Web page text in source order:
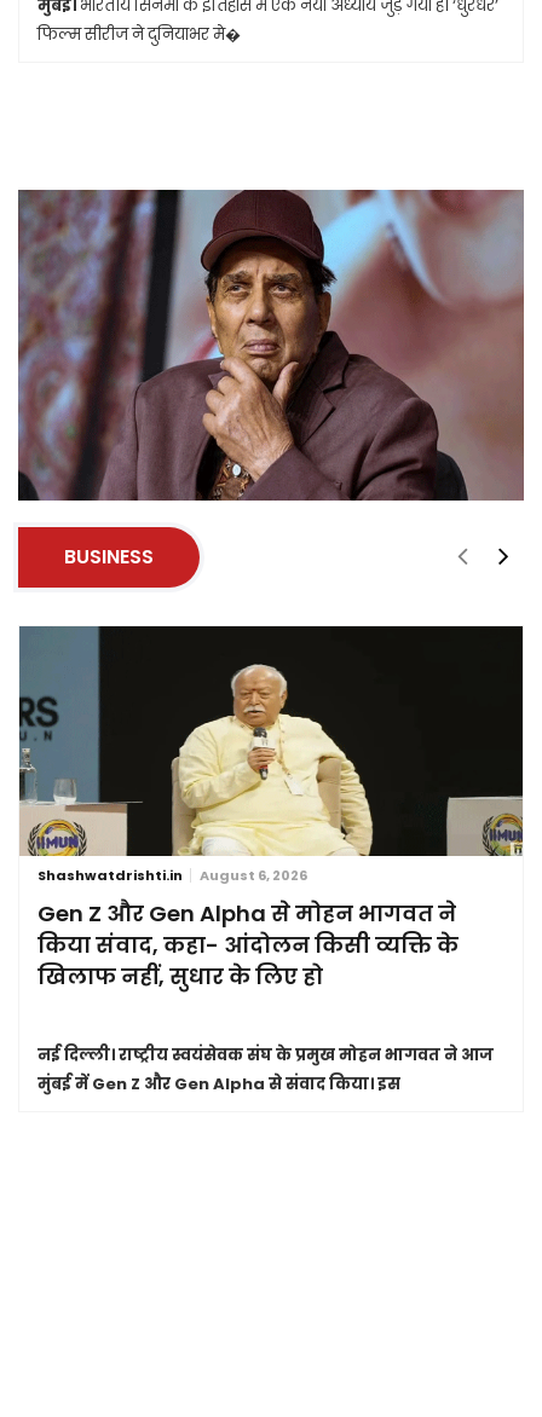
मुंबई। भारतीय सिनेमा के इतिहास में एक नया अध्याय जुड़ गया है। ‘धुरंधर’
फिल्म सीरीज ने दुनियाभर मे�
BUSINESS
Shashwatdrishti.in August 6, 2026
Gen Z और Gen Alpha से मोहन भागवत ने
किया संवाद, कहा- आंदोलन किसी व्यक्ति के
खिलाफ नहीं, सुधार के लिए हो
नई दिल्ली।राष्ट्रीय स्वयंसेवक संघ के प्रमुख मोहन भागवत ने आज
मुंबई में Gen Z और Gen Alpha से संवाद किया। इस